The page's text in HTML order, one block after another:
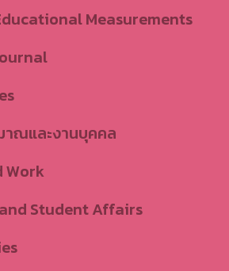
Measurements
าณและงานบุคคล
Work
Student Affairs